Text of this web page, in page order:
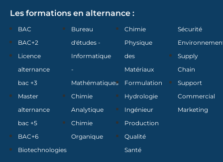
Les formations en alternance :
BAC
BAC+2
Licence
alternance
bac +3
Master
alternance
bac +5
BAC+6
Biotechnologies
Bureau
d'études -
Informatique
-
Mathématiques
Chimie
Analytique
Chimie
Organique
Chimie
Physique
des
Matériaux
Formulation
Hydrologie
Ingénieur
Production
Qualité
Santé
Sécurité
Supply
Chain
Support
Commercial
Marketing